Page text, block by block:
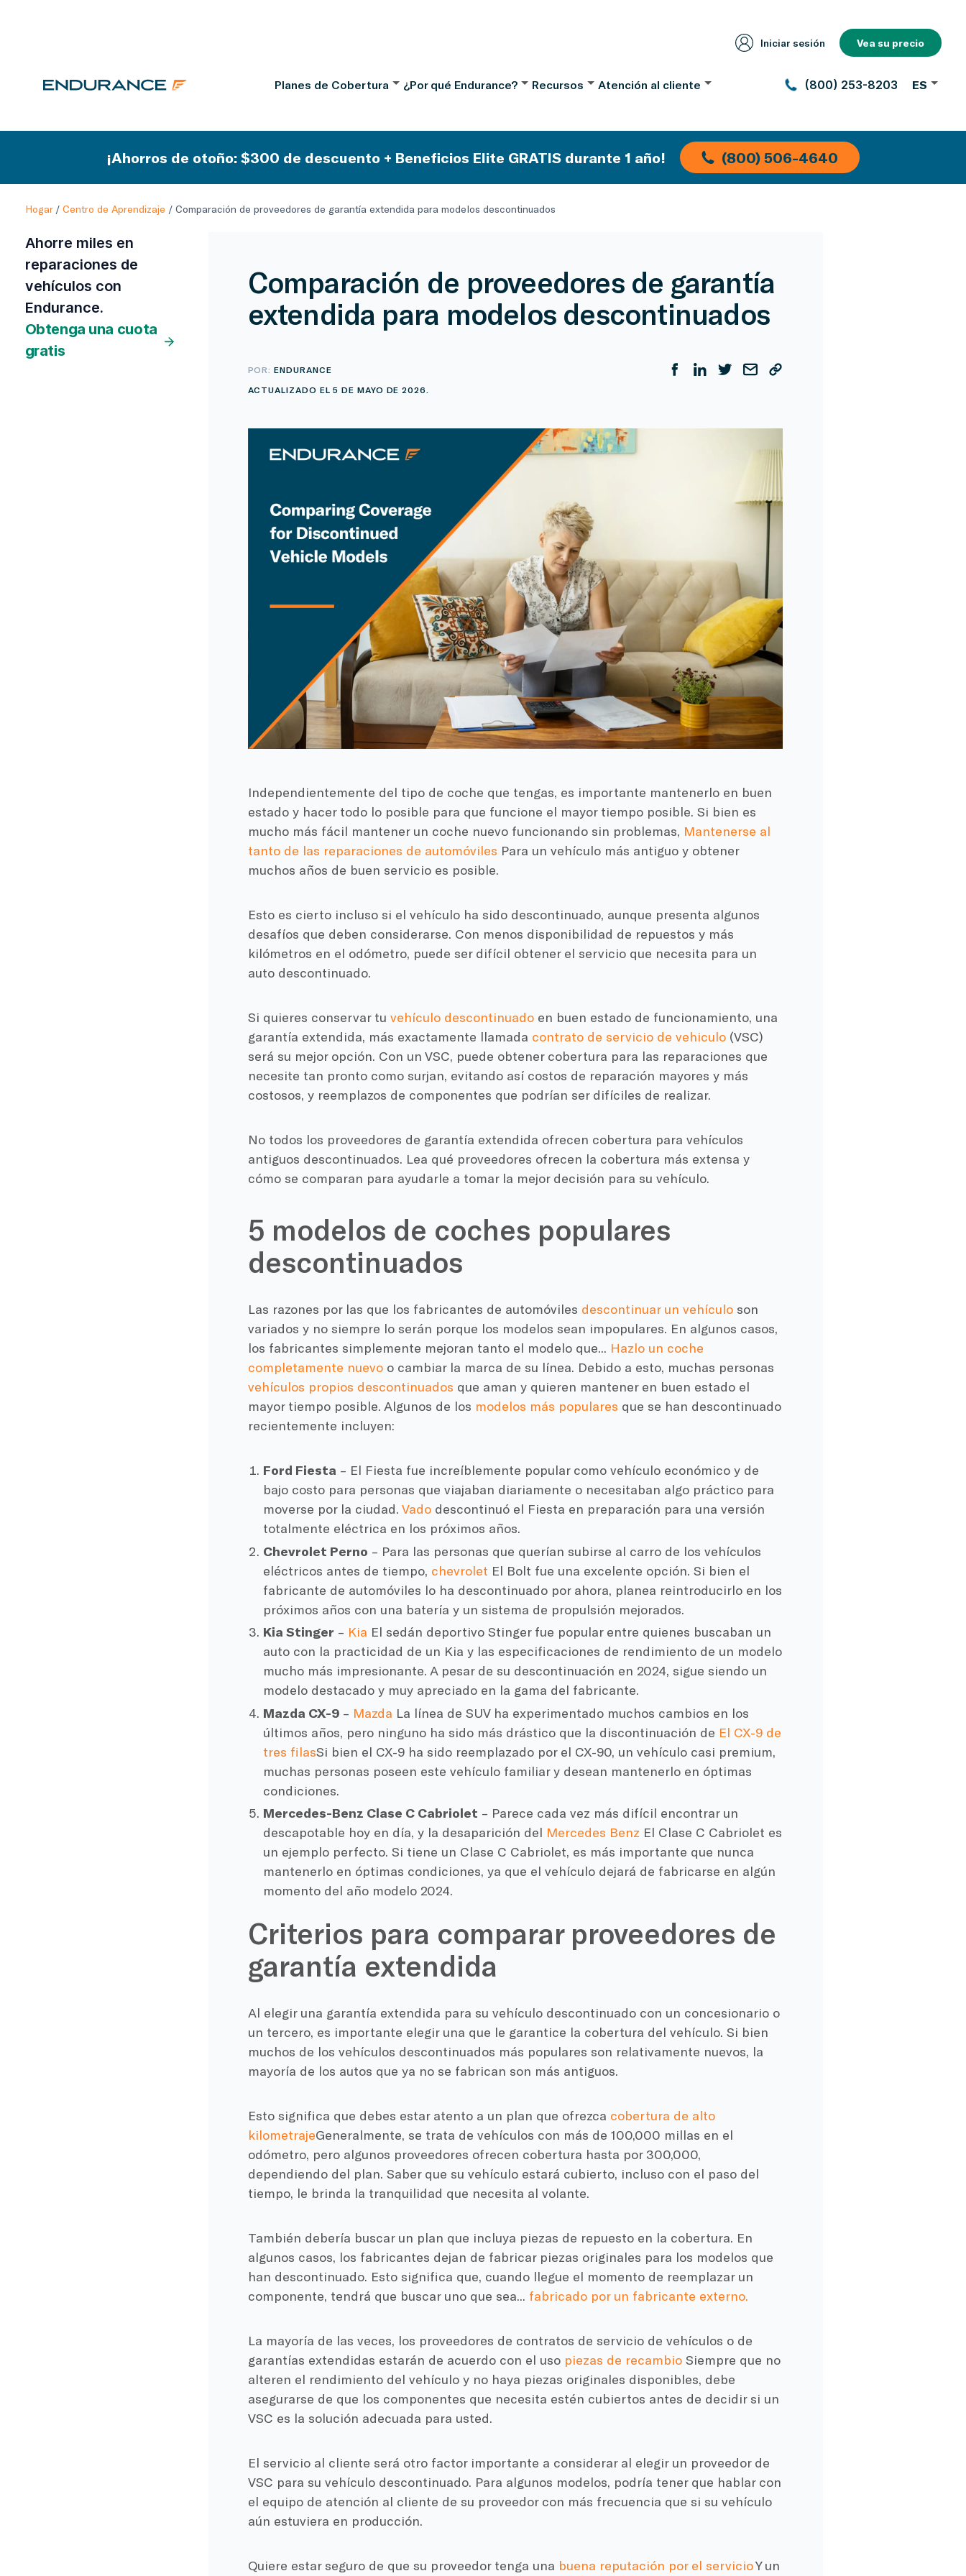
Iniciar sesión Vea su precio
Planes de Cobertura ¿Por qué Endurance? Recursos Atención al cliente (800) 253-8203 ES
¡Ahorros de otoño: $300 de descuento + Beneficios Elite GRATIS durante 1 año! (800) 506-4640
Hogar/ Centro de Aprendizaje / Comparación de proveedores de garantía extendida para modelos descontinuados
Ahorre miles en
reparaciones de
vehículos con
Endurance.
Obtenga una cuota
gratis
Comparación de proveedores de garantía
extendida para modelos descontinuados
POR:ENDURANCE
ACTUALIZADO EL 5 DE MAYO DE 2026.
Independientemente del tipo de coche que tengas, es importante mantenerlo en buen
estado y hacer todo lo posible para que funcione el mayor tiempo posible. Si bien es
mucho más fácil mantener un coche nuevo funcionando sin problemas, Mantenerse al
tanto de las reparaciones de automóviles Para un vehículo más antiguo y obtener
muchos años de buen servicio es posible.
Esto es cierto incluso si el vehículo ha sido descontinuado, aunque presenta algunos
desafíos que deben considerarse. Con menos disponibilidad de repuestos y más
kilómetros en el odómetro, puede ser difícil obtener el servicio que necesita para un
auto descontinuado.
Si quieres conservar tu vehículo descontinuadoen buen estado de funcionamiento, una
garantía extendida, más exactamente llamada contrato de servicio de vehiculo(VSC)
será su mejor opción. Con un VSC, puede obtener cobertura para las reparaciones que
necesite tan pronto como surjan, evitando así costos de reparación mayores y más
costosos, y reemplazos de componentes que podrían ser difíciles de realizar.
No todos los proveedores de garantía extendida ofrecen cobertura para vehículos
antiguos descontinuados. Lea qué proveedores ofrecen la cobertura más extensa y
cómo se comparan para ayudarle a tomar la mejor decisión para su vehículo.
5 modelos de coches populares
descontinuados
Las razones por las que los fabricantes de automóviles descontinuar un vehículoson
variados y no siempre lo serán porque los modelos sean impopulares. En algunos casos,
los fabricantes simplemente mejoran tanto el modelo que... Hazlo un coche
completamente nuevoo cambiar la marca de su línea. Debido a esto, muchas personas
vehículos propios descontinuados que aman y quieren mantener en buen estado el
mayor tiempo posible. Algunos de los modelos más populares que se han descontinuado
recientemente incluyen:
Ford Fiesta – El Fiesta fue increíblemente popular como vehículo económico y de
bajo costo para personas que viajaban diariamente o necesitaban algo práctico para
moverse por la ciudad.Vado descontinuó el Fiesta en preparación para una versión
totalmente eléctrica en los próximos años.
Chevrolet Perno – Para las personas que querían subirse al carro de los vehículos
eléctricos antes de tiempo, chevrolet El Bolt fue una excelente opción. Si bien el
fabricante de automóviles lo ha descontinuado por ahora, planea reintroducirlo en los
próximos años con una batería y un sistema de propulsión mejorados.
Kia Stinger – Kia El sedán deportivo Stinger fue popular entre quienes buscaban un
auto con la practicidad de un Kia y las especificaciones de rendimiento de un modelo
mucho más impresionante. A pesar de su descontinuación en 2024, sigue siendo un
modelo destacado y muy apreciado en la gama del fabricante.
Mazda CX-9 – Mazda La línea de SUV ha experimentado muchos cambios en los
últimos años, pero ninguno ha sido más drástico que la discontinuación de El CX-9 de
tres filasSi bien el CX-9 ha sido reemplazado por el CX-90, un vehículo casi premium,
muchas personas poseen este vehículo familiar y desean mantenerlo en óptimas
condiciones.
Mercedes-Benz Clase C Cabriolet – Parece cada vez más difícil encontrar un
descapotable hoy en día, y la desaparición del Mercedes Benz El Clase C Cabriolet es
un ejemplo perfecto. Si tiene un Clase C Cabriolet, es más importante que nunca
mantenerlo en óptimas condiciones, ya que el vehículo dejará de fabricarse en algún
momento del año modelo 2024.
Criterios para comparar proveedores de
garantía extendida
Al elegir una garantía extendida para su vehículo descontinuado con un concesionario o
un tercero, es importante elegir una que le garantice la cobertura del vehículo. Si bien
muchos de los vehículos descontinuados más populares son relativamente nuevos, la
mayoría de los autos que ya no se fabrican son más antiguos.
Esto significa que debes estar atento a un plan que ofrezca cobertura de alto
kilometrajeGeneralmente, se trata de vehículos con más de 100,000 millas en el
odómetro, pero algunos proveedores ofrecen cobertura hasta por 300,000,
dependiendo del plan. Saber que su vehículo estará cubierto, incluso con el paso del
tiempo, le brinda la tranquilidad que necesita al volante.
También debería buscar un plan que incluya piezas de repuesto en la cobertura. En
algunos casos, los fabricantes dejan de fabricar piezas originales para los modelos que
han descontinuado. Esto significa que, cuando llegue el momento de reemplazar un
componente, tendrá que buscar uno que sea... fabricado por un fabricante externo.
La mayoría de las veces, los proveedores de contratos de servicio de vehículos o de
garantías extendidas estarán de acuerdo con el uso piezas de recambioSiempre que no
alteren el rendimiento del vehículo y no haya piezas originales disponibles, debe
asegurarse de que los componentes que necesita estén cubiertos antes de decidir si un
VSC es la solución adecuada para usted.
El servicio al cliente será otro factor importante a considerar al elegir un proveedor de
VSC para su vehículo descontinuado. Para algunos modelos, podría tener que hablar con
el equipo de atención al cliente de su proveedor con más frecuencia que si su vehículo
aún estuviera en producción.
Quiere estar seguro de que su proveedor tenga una buena reputación por el servicioY un